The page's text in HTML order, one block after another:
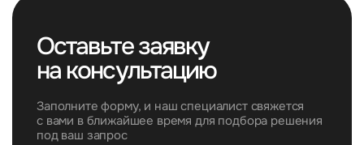
Оставьте заявку
на консультацию
Заполните форму, и наш специалист свяжется
с вами в ближайшее время для подбора решения
под ваш запрос